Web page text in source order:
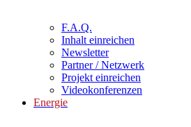
F.A.Q.
Inhalt einreichen
Newsletter
Partner / Netzwerk
Projekt einreichen
Videokonferenzen
Energie